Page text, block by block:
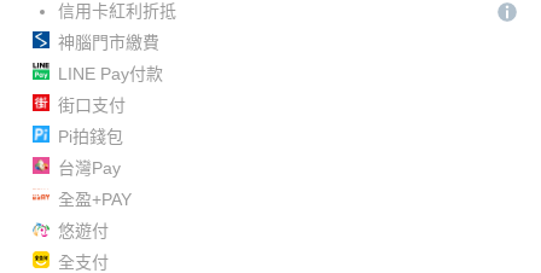
信用卡紅利折抵
神腦門市繳費
LINE Pay付款
街口支付
Pi拍錢包
台灣Pay
全盈+PAY
悠遊付
全支付